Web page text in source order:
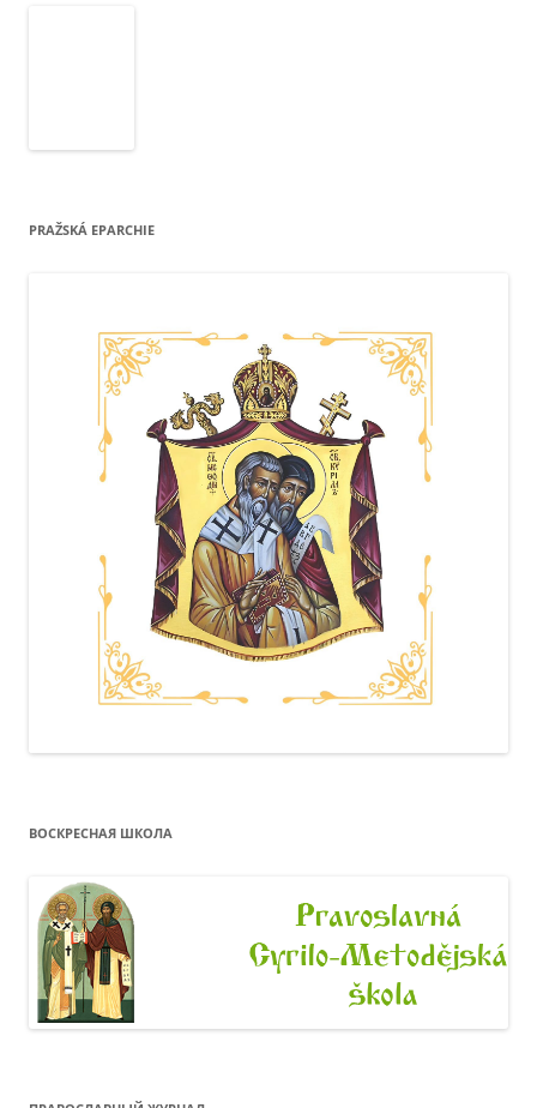
PRAŽSKÁ EPARCHIE
ВОСКРЕСНАЯ ШКОЛА